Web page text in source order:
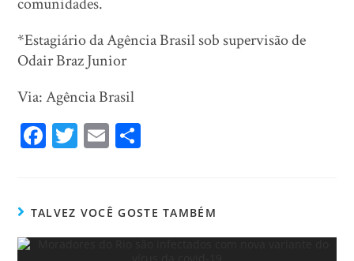
*Estagiário da Agência Brasil sob supervisão de
Odair Braz Junior
Via: Agência Brasil
Fa
ok
T
er
E
TALVEZ VOCÊ GOSTE TAMBÉM